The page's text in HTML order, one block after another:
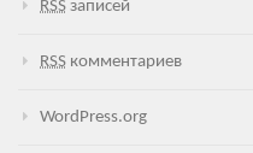
RSS записей
RSS комментариев
WordPress.org